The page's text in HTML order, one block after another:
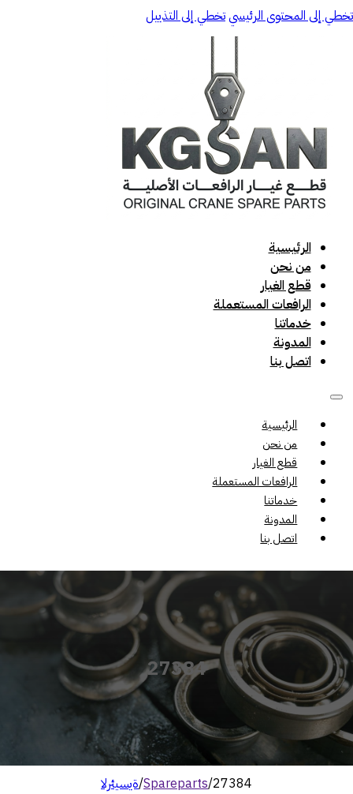
تخطي إلى المحتوى الرئيسيتخطي إلى التذييل
الرئيسية
من نحن
قطع الغيار
الرافعات المستعملة
خدماتنا
المدونة
اتصل بنا
الرئيسية
من نحن
قطع الغيار
الرافعات المستعملة
خدماتنا
المدونة
اتصل بنا
27384
الرئيسية/Spareparts/27384